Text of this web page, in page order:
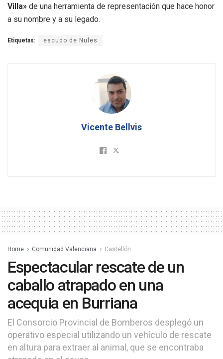
Villa» de una herramienta de representación que hace honor
a su nombre y a su legado.
Etiquetas: escudo de Nules
Vicente Bellvis
Home Comunidad Valenciana Castellón
Espectacular rescate de un
caballo atrapado en una
acequia en Burriana
El Consorcio Provincial de Bomberos desplegó un
operativo especial utilizando un vehículo de rescate
en altura para extraer al animal, que se encontraba